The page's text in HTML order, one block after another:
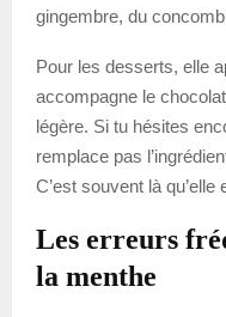
gingembre, du
Pour les desserts, elle
accompagne le
légère. Si tu hésites
remplace pas
C’est souvent là
Les erreurs
la menthe